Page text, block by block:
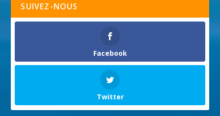
SUIVEZ-NOUS
Facebook
Twitter